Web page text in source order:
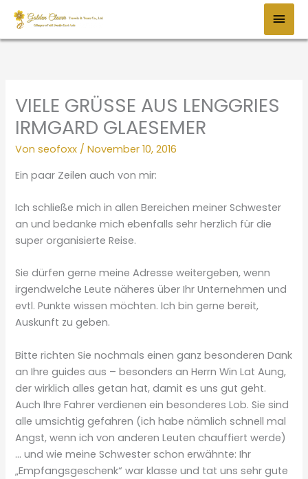
Zum
Inhalt
springen
VIELE GRÜSSE AUS LENGGRIES
IRMGARD GLAESEMER
Vonseofoxx /November 10, 2016
Ein paar Zeilen auch von mir:
Ich schließe mich in allen Bereichen meiner Schwester
an und bedanke mich ebenfalls sehr herzlich für die
super organisierte Reise.
Sie dürfen gerne meine Adresse weitergeben, wenn
irgendwelche Leute näheres über Ihr Unternehmen und
evtl. Punkte wissen möchten. Ich bin gerne bereit,
Auskunft zu geben.
Bitte richten Sie nochmals einen ganz besonderen Dank
an Ihre guides aus – besonders an Herrn Win Lat Aung,
der wirklich alles getan hat, damit es uns gut geht.
Auch Ihre Fahrer verdienen ein besonderes Lob. Sie sind
alle umsichtig gefahren (ich habe nämlich schnell mal
Angst, wenn ich von anderen Leuten chauffiert werde)
… und wie meine Schwester schon erwähnte: Ihr
„Empfangsgeschenk“ war klasse und tat uns sehr gute